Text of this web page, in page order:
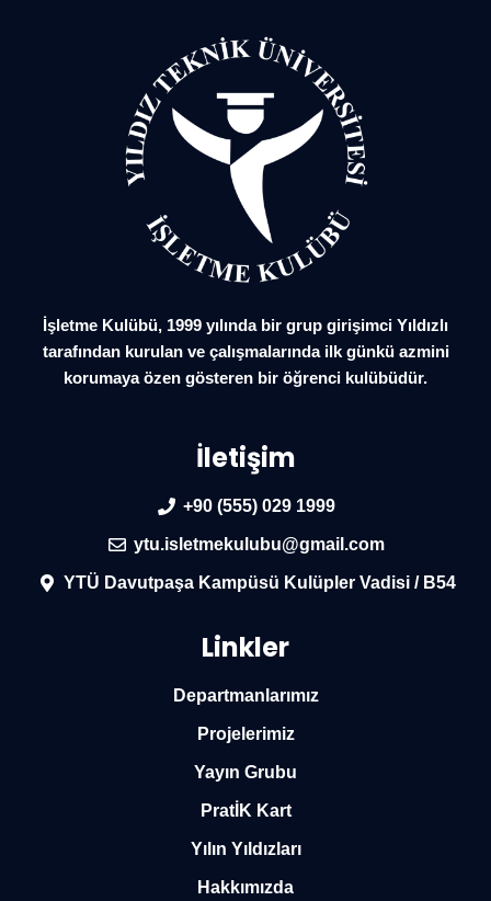
İşletme Kulübü, 1999 yılında bir grup girişimci Yıldızlı
tarafından kurulan ve çalışmalarında ilk günkü azmini
korumaya özen gösteren bir öğrenci kulübüdür.
İletişim
+90 (555) 029 1999
ytu.isletmekulubu@gmail.com
YTÜ Davutpaşa Kampüsü Kulüpler Vadisi / B54
Linkler
Departmanlarımız
Projelerimiz
Yayın Grubu
PratİK Kart
Yılın Yıldızları
Hakkımızda